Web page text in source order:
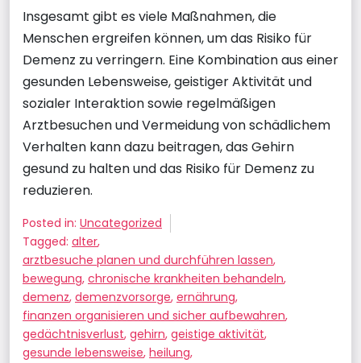
Insgesamt gibt es viele Maßnahmen, die
Menschen ergreifen können, um das Risiko für
Demenz zu verringern. Eine Kombination aus einer
gesunden Lebensweise, geistiger Aktivität und
sozialer Interaktion sowie regelmäßigen
Arztbesuchen und Vermeidung von schädlichem
Verhalten kann dazu beitragen, das Gehirn
gesund zu halten und das Risiko für Demenz zu
reduzieren.
Posted in: Uncategorized
Tagged: alter,
arztbesuche planen und durchführen lassen,
bewegung, chronische krankheiten behandeln,
demenz, demenzvorsorge, ernährung,
finanzen organisieren und sicher aufbewahren,
gedächtnisverlust, gehirn, geistige aktivität,
gesunde lebensweise, heilung,